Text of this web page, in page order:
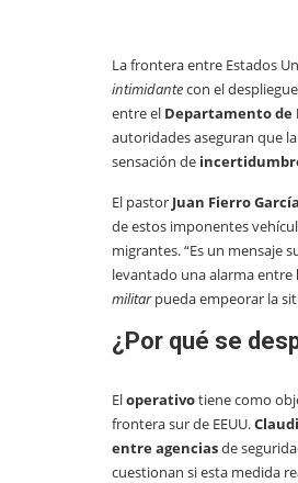
La frontera entre Estados
intimidantecon el
entre el Departamento de
autoridades aseguran que
sensación de
El pastor Juan Fierro García
de estos imponentes
migrantes. “Es un mensaje
levantado una alarma entre
militarpueda empeorar la
¿Por qué se
Eloperativotiene como
frontera sur de EEUU.
entre agenciasde
cuestionan si esta medida